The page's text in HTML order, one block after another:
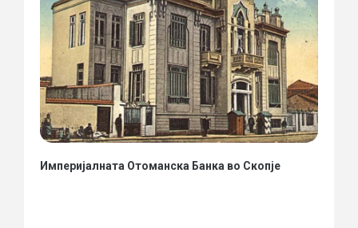
Империјалната Отоманска Банка во Скопје